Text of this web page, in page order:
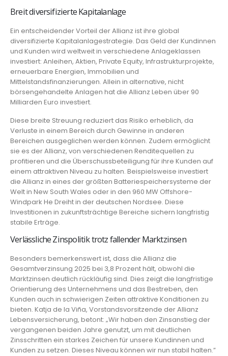
Breit diversifizierte Kapitalanlage
Ein entscheidender Vorteil der Allianz ist ihre global
diversifizierte Kapitalanlagestrategie. Das Geld der Kundinnen
und Kunden wird weltweit in verschiedene Anlageklassen
investiert: Anleihen, Aktien, Private Equity, Infrastrukturprojekte,
erneuerbare Energien, Immobilien und
Mittelstandsfinanzierungen. Allein in alternative, nicht
börsengehandelte Anlagen hat die Allianz Leben über 90
Milliarden Euro investiert.
Diese breite Streuung reduziert das Risiko erheblich, da
Verluste in einem Bereich durch Gewinne in anderen
Bereichen ausgeglichen werden können. Zudem ermöglicht
sie es der Allianz, von verschiedenen Renditequellen zu
profitieren und die Überschussbeteiligung für ihre Kunden auf
einem attraktiven Niveau zu halten. Beispielsweise investiert
die Allianz in eines der größten Batteriespeichersysteme der
Welt in New South Wales oder in den 960 MW Offshore-
Windpark He Dreiht in der deutschen Nordsee. Diese
Investitionen in zukunftsträchtige Bereiche sichern langfristig
stabile Erträge.
Verlässliche Zinspolitik trotz fallender Marktzinsen
Besonders bemerkenswert ist, dass die Allianz die
Gesamtverzinsung 2025 bei 3,8 Prozent hält, obwohl die
Marktzinsen deutlich rückläufig sind. Dies zeigt die langfristige
Orientierung des Unternehmens und das Bestreben, den
Kunden auch in schwierigen Zeiten attraktive Konditionen zu
bieten. Katja de la Viña, Vorstandsvorsitzende der Allianz
Lebensversicherung, betont: „Wir haben den Zinsanstieg der
vergangenen beiden Jahre genutzt, um mit deutlichen
Zinsschritten ein starkes Zeichen für unsere Kundinnen und
Kunden zu setzen. Dieses Niveau können wir nun stabil halten.”